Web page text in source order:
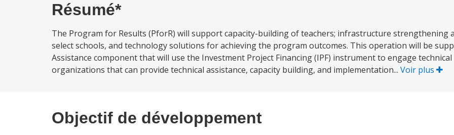
Résumé*
The Program for Results (PforR) will support capacity-building of teachers; infrastructure strengthening
select schools, and technology solutions for achieving the program outcomes. This operation will be
Assistance component that will use the Investment Project Financing (IPF) instrument to engage
organizations that can provide technical assistance, capacity building, and implementation... Voir plus
Objectif de développement